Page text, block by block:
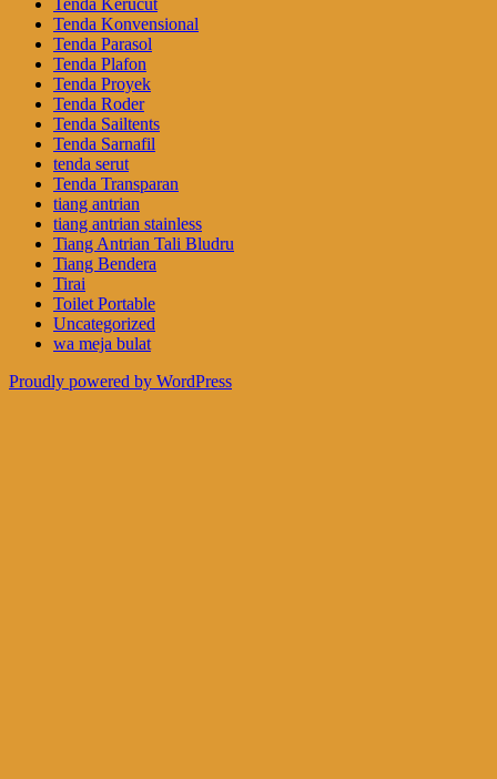
Tenda Konvensional
Tenda Parasol
Tenda Plafon
Tenda Proyek
Tenda Roder
Tenda Sailtents
Tenda Sarnafil
tenda serut
Tenda Transparan
tiang antrian
tiang antrian stainless
Tiang Antrian Tali Bludru
Tiang Bendera
Tirai
Toilet Portable
Uncategorized
wa meja bulat
Proudly powered by WordPress